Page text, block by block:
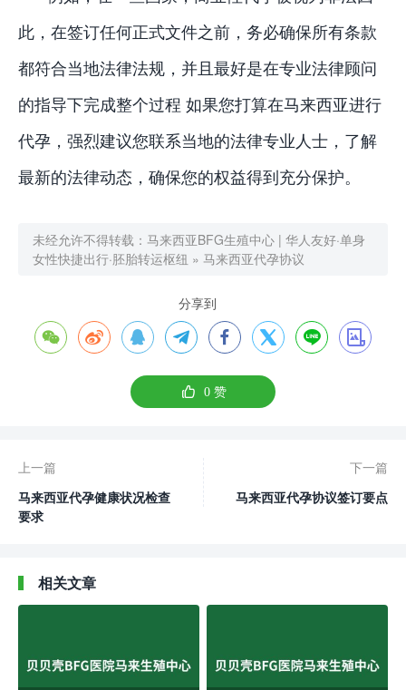
此，在签订任何正式文件之前，务必确保所有条款
都符合当地法律法规，并且最好是在专业法律顾问
的指导下完成整个过程 如果您打算在马来西亚进行
代孕，强烈建议您联系当地的法律专业人士，了解
最新的法律动态，确保您的权益得到充分保护。
未经允许不得转载： 马来西亚BFG生殖中心 | 华人友好·单身
女性快捷出行·胚胎转运枢纽 » 马来西亚代孕协议
分享到
       
 0赞
上一篇
马来西亚代孕健康状况检查
要求
下一篇
马来西亚代孕协议签订要点
相关文章